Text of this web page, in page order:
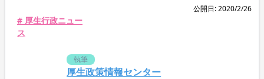
公開日: 2020/2/26
# 厚生行政ニュー
ス
執筆
厚生政策情報センター